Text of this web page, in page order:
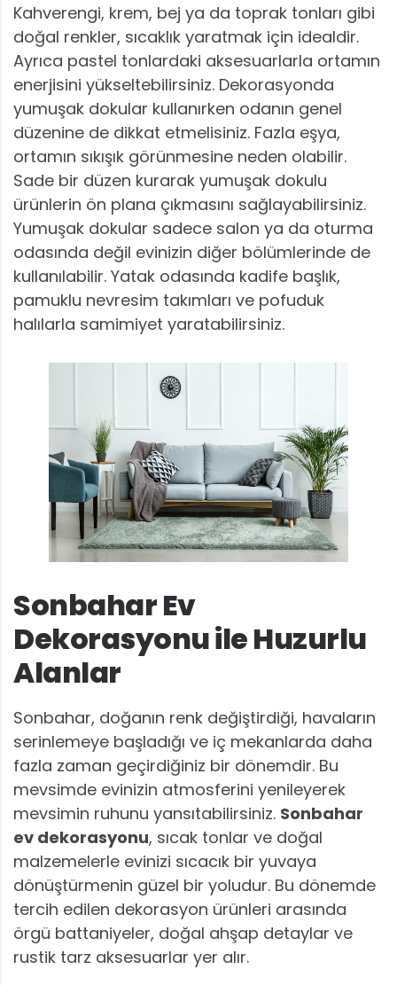
Kahverengi, krem, bej ya da toprak tonları gibi
doğal renkler, sıcaklık yaratmak için idealdir.
Ayrıca pastel tonlardaki aksesuarlarla ortamın
enerjisini yükseltebilirsiniz. Dekorasyonda
yumuşak dokular kullanırken odanın genel
düzenine de dikkat etmelisiniz. Fazla eşya,
ortamın sıkışık görünmesine neden olabilir.
Sade bir düzen kurarak yumuşak dokulu
ürünlerin ön plana çıkmasını sağlayabilirsiniz.
Yumuşak dokular sadece salon ya da oturma
odasında değil evinizin diğer bölümlerinde de
kullanılabilir. Yatak odasında kadife başlık,
pamuklu nevresim takımları ve pofuduk
halılarla samimiyet yaratabilirsiniz.
Sonbahar Ev
Dekorasyonu ile Huzurlu
Alanlar
Sonbahar, doğanın renk değiştirdiği, havaların
serinlemeye başladığı ve iç mekanlarda daha
fazla zaman geçirdiğiniz bir dönemdir. Bu
mevsimde evinizin atmosferini yenileyerek
mevsimin ruhunu yansıtabilirsiniz. Sonbahar
ev dekorasyonu, sıcak tonlar ve doğal
malzemelerle evinizi sıcacık bir yuvaya
dönüştürmenin güzel bir yoludur. Bu dönemde
tercih edilen dekorasyon ürünleri arasında
örgü battaniyeler, doğal ahşap detaylar ve
rustik tarz aksesuarlar yer alır.